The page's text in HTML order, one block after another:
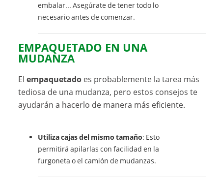
embalar... Asegúrate de tener todo lo
necesario antes de comenzar.
EMPAQUETADO EN UNA
MUDANZA
Elempaquetado es probablemente la tarea más
tediosa de una mudanza, pero estos consejos te
ayudarán a hacerlo de manera más eficiente.
Utiliza cajas del mismo tamaño: Esto
permitirá apilarlas con facilidad en la
furgoneta o el camión de mudanzas.